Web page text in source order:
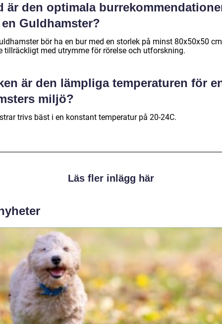
är den optimala
Guldhamster?
bör ha en bur med en storlek på minst 80x50x50
tillräckligt med utrymme för rörelse och utforskning.
är den lämpliga temperaturen för
miljö?
trivs bäst i en konstant temperatur på 20-24C.
Läs fler inlägg här